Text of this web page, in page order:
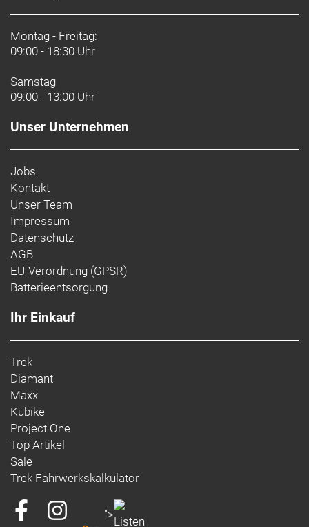
Montag - Freitag:
09:00 - 18:30 Uhr
Samstag
09:00 - 13:00 Uhr
Unser Unternehmen
Jobs
Kontakt
Unser Team
Impressum
Datenschutz
AGB
EU-Verordnung (GPSR)
Batterieentsorgung
Ihr Einkauf
Trek
Diamant
Maxx
Kubike
Project One
Top Artikel
Sale
Trek Fahrwerkskalkulator
">